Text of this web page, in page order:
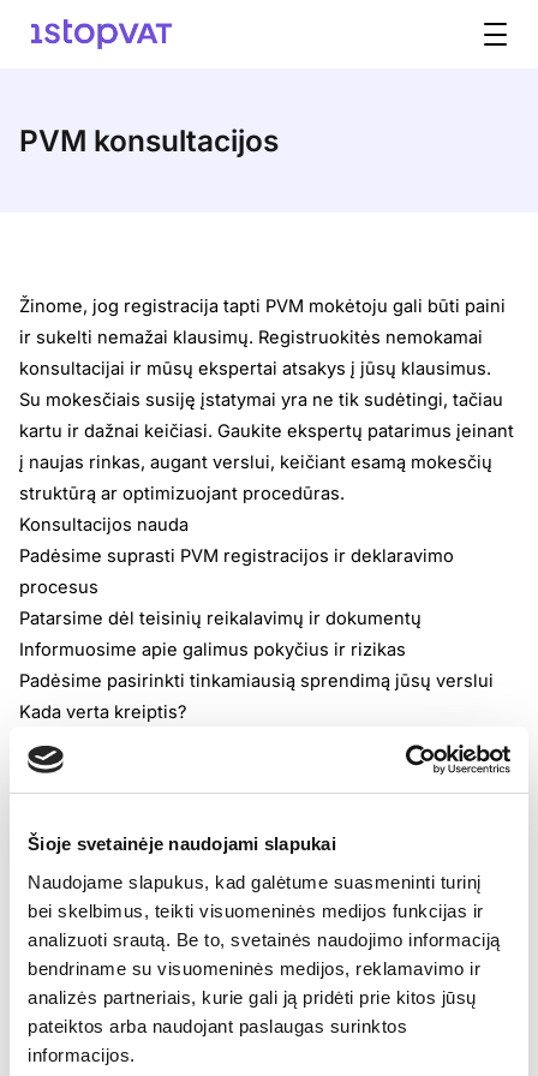
Šioje svetainėje naudojami slapukai
Naudojame slapukus, kad galėtume suasmeninti turinį
bei skelbimus, teikti visuomeninės medijos funkcijas ir
analizuoti srautą. Be to, svetainės naudojimo informaciją
bendriname su visuomeninės medijos, reklamavimo ir
analizės partneriais, kurie gali ją pridėti prie kitos jūsų
pateiktos arba naudojant paslaugas surinktos
informacijos.
PVM konsultacijos
Žinome, jog registracija tapti PVM mokėtoju gali būti paini
ir sukelti nemažai klausimų. Registruokitės nemokamai
konsultacijai ir mūsų ekspertai atsakys į jūsų klausimus.
Su mokesčiais susiję įstatymai yra ne tik sudėtingi, tačiau
kartu ir dažnai keičiasi. Gaukite ekspertų patarimus įeinant
į naujas rinkas, augant verslui, keičiant esamą mokesčių
struktūrą ar optimizuojant procedūras.
Konsultacijos nauda
Padėsime suprasti PVM registracijos ir deklaravimo
procesus
Patarsime dėl teisinių reikalavimų ir dokumentų
Informuosime apie galimus pokyčius ir rizikas
Padėsime pasirinkti tinkamiausią sprendimą jūsų verslui
Kada verta kreiptis?
Pradedate veiklą naujoje šalyje
Plečiate el. prekybą ar platformų paslaugas
Susiduriate su neaiškumais dėl PVM deklaravimo ar
Kaip vyksta konsultacija?
Registruojatės nemokamai konsultacijai
Ekspertai įvertina jūsų situaciją
Gaunate individualias rekomendacijas ir atsakymus į
klausimus